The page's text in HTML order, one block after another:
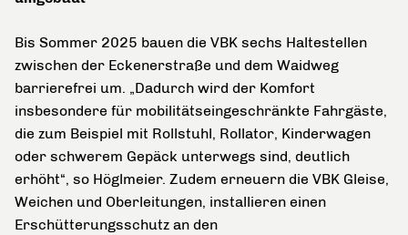
Bis Sommer 2025 bauen die VBK sechs Haltestellen
zwischen der Eckenerstraße und dem Waidweg
barrierefrei um. „Dadurch wird der Komfort
insbesondere für mobilitätseingeschränkte Fahrgäste,
die zum Beispiel mit Rollstuhl, Rollator, Kinderwagen
oder schwerem Gepäck unterwegs sind, deutlich
erhöht“, so Höglmeier. Zudem erneuern die VBK Gleise,
Weichen und Oberleitungen, installieren einen
Erschütterungsschutz an den